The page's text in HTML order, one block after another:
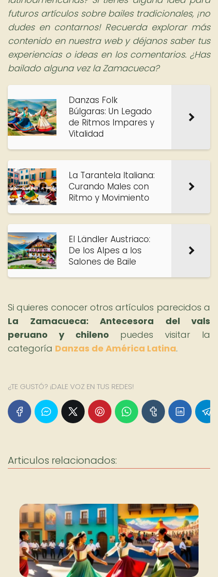
futuros artículos sobre bailes tradicionales, ¡no
dudes en contarnos! Recuerda explorar más
contenido en nuestra web y déjanos saber tus
experiencias o ideas en los comentarios. ¿Has
bailado alguna vez la Zamacueca?
Danzas Folk
Búlgaras: Un Legado
de Ritmos Impares y
Vitalidad
La Tarantela Italiana:
Curando Males con
Ritmo y Movimiento
El Ländler Austriaco:
De los Alpes a los
Salones de Baile
Si quieres conocer otros artículos parecidos a
La Zamacueca: Antecesora del vals
peruano y chileno puedes visitar la
categoría Danzas de América Latina.
¿TE GUSTÓ? ¡DALE VOZ EN TUS REDES!
Articulos relacionados: